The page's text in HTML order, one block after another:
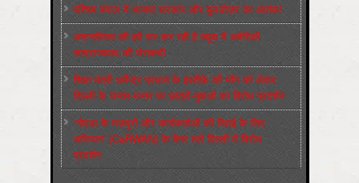
पश्चिम बंगाल में भाजपा सरकार और बुलडोज़र का आतंक!
अमानवीयता की हदें पार कर रही है क्यूबा में अमेरिकी
साम्राज्यवाद की घेराबन्दी
शिक्षा मंत्री धर्मेन्द्र प्रधान के इस्तीफ़े की माँग को लेकर
दिल्ली के जन्तर-मन्तर पर छात्रों-युवाओं का विरोध प्रदर्शन
‘नोएडा के मज़दूरों और कार्यकर्ताओं की रिहाई के लिए
अभियान’ (CaRWAN) के बैनर तले दिल्ली में विरोध
प्रदर्शन